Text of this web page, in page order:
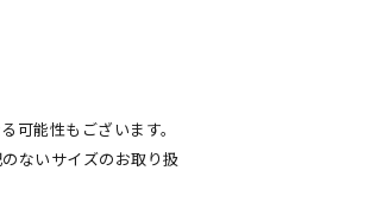
可能性もございます。
ないサイズのお取り扱